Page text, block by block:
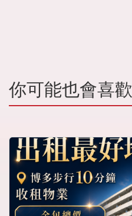
你可能也會喜歡